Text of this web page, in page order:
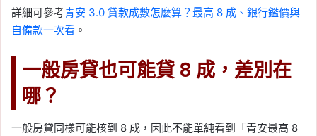
詳細可參考青安 3.0 貸款成數怎麼算？最高 8 成、銀行鑑價與
自備款一次看 。
一般房貸也可能貸 8 成，差別在
哪？
一般房貸同樣可能核到 8 成，因此不能單純看到「青安最高 8